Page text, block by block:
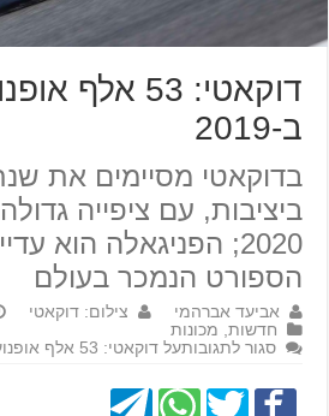
דוקאטי: 53 אלף
ב-2019
ביציבות, עם ציפייה
2020; הפניגאלה הוא
הספורט הנמכר בעולם
אביעד אברהמי צילום: דוקאטי
חדשות מכונות
סגור לתגובותעל דוקאטי: 53 אלף אופנועים גם ב-2019